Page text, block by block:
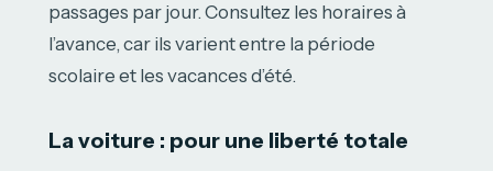
passages par jour. Consultez les horaires à
l’avance, car ils varient entre la période
scolaire et les vacances d’été.
La voiture : pour une liberté totale